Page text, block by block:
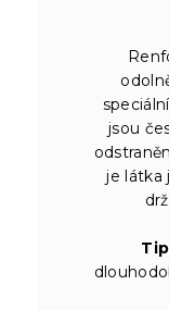
jsou
je látka